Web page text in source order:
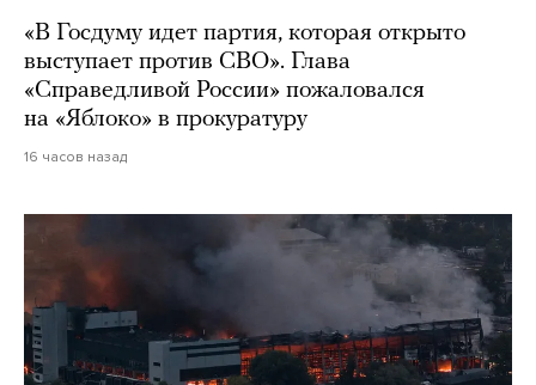
«В Госдуму идет партия, которая открыто
выступает против СВО». Глава
«Справедливой России» пожаловался
на «Яблоко» в прокуратуру
16 часов назад